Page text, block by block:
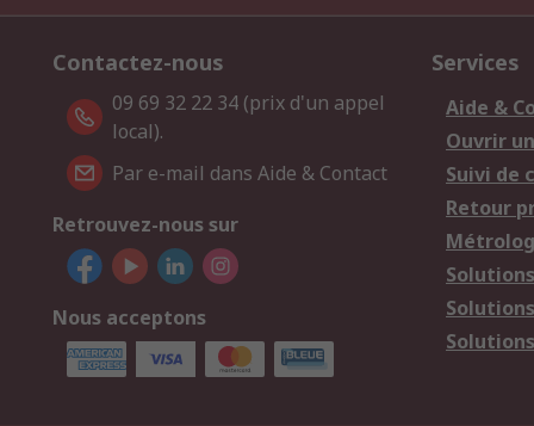
Contactez-nous
09 69 32 22 34 (prix d'un appel
local).
Par e-mail dans Aide & Contact
Retrouvez-nous sur
Nous acceptons
Services
Aide &
Ouvrir
Suivi de
Retour